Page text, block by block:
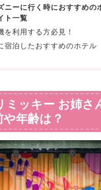
ニーに行く時におすすめの
ト一覧
を利用する方必見！
宿泊したおすすめのホテル
ミッキー お姉さ
年齢は？